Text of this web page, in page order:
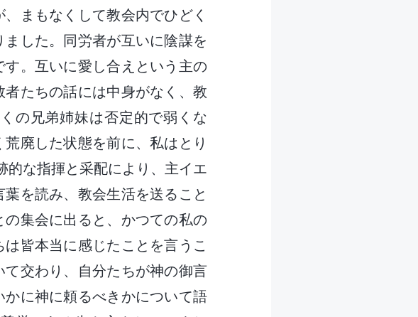
まもなくして教会内でひどく
した。同労者が互いに陰謀を
。互いに愛し合えという主の
たちの話には中身がなく、教
の兄弟姉妹は否定的で弱くな
廃した状態を前に、私はとり
的な指揮と采配により、主イエ
を読み、教会生活を送ること
集会に出ると、かつての私の
皆本当に感じたことを言うこ
交わり、自分たちが神の御言
に神に頼るべきかについて語